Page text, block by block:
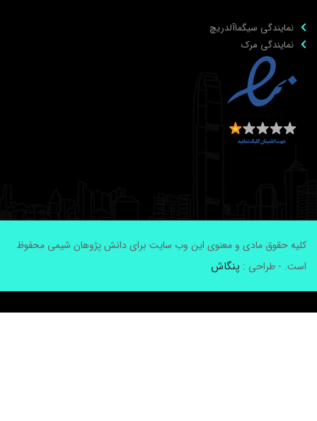
نمایندگی سیگماآلدریچ
نمایندگی مرک
حقوق مادی و معنوی این وب سایت برای دانش پژوهان شیمی محفوظ
- طراحی :پنگاش